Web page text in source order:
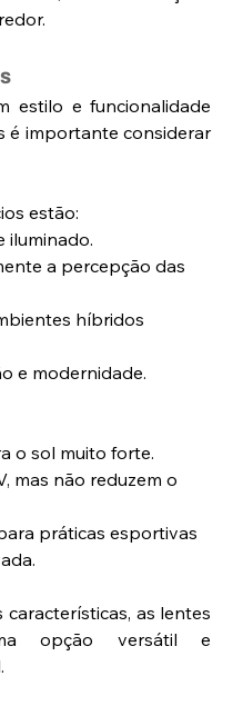
estilo e funcionalidade
é importante considerar
estão:
iluminado.
a percepção das
híbridos
e modernidade.
o sol muito forte.
mas não reduzem o
práticas esportivas
as lentes
opção versátil e